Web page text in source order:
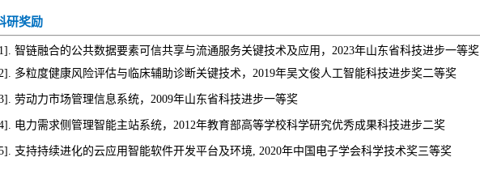
研奖励
智链融合的公共数据要素可信共享与流通服务关键技术及应用， 2023年山东省科技进步一等奖
多粒度健康风险评估与临床辅助诊断关键技术， 2019年吴文俊人工智能科技进步奖二等奖
劳动力市场管理信息系统， 2009年山东省科技进步一等奖
电力需求侧管理智能主站系统， 2012年教育部高等学校科学研究优秀成果科技进步二奖
支持持续进化的云应用智能软件开发平台及环境, 2020年中国电子学会科学技术奖三等奖